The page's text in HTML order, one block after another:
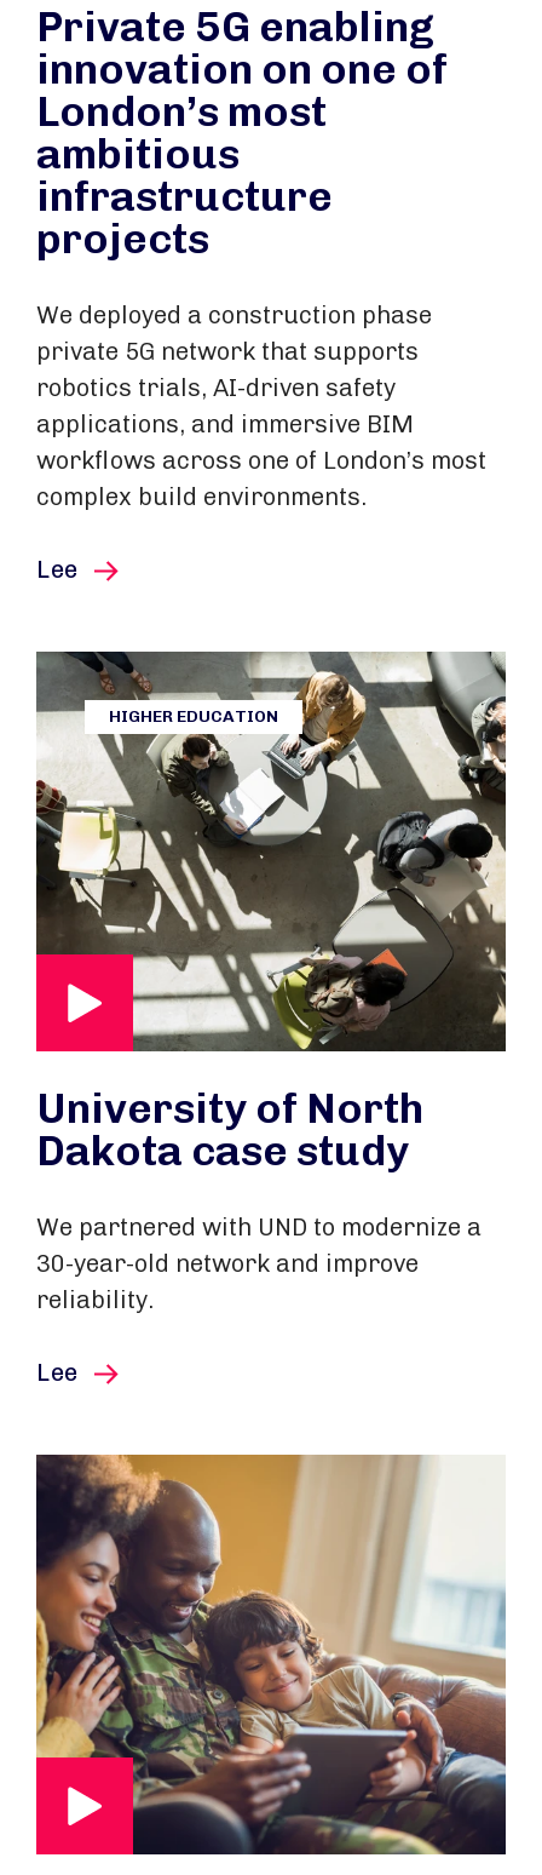
Private 5G enabling
innovation on one of
London’s most
ambitious
infrastructure
projects
We deployed a construction phase
private 5G network that supports
robotics trials, AI-driven safety
applications, and immersive BIM
workflows across one of London’s most
complex build environments.
Lee este artículo
HIGHER EDUCATION
University of North
Dakota case study
We partnered with UND to modernize a
30-year-old network and improve
reliability.
Lee este artículo